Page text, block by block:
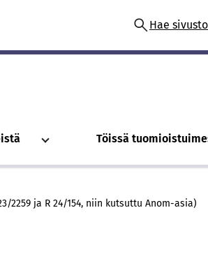
Hae
Töissä
2259 ja R 24/154, niin kutsuttu Anom-asia)